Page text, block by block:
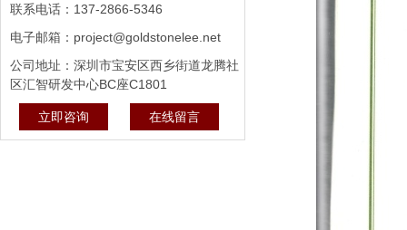
联系电话：137-2866-5346
电子邮箱：project@goldstonelee.net
公司地址：深圳市宝安区西乡街道龙腾社
区汇智研发中心BC座C1801
立即咨询 在线留言